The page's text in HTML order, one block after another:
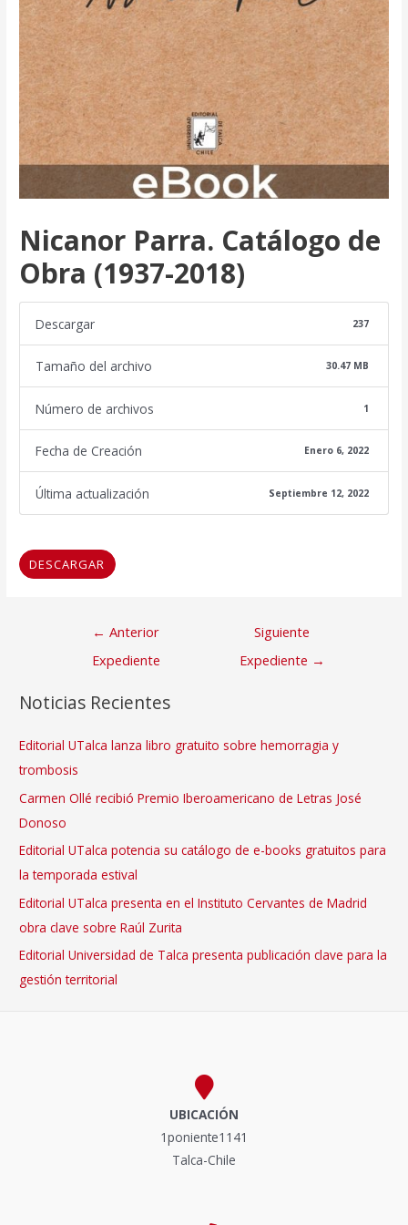
Nicanor Parra. Catálogo de
Obra (1937-2018)
Descargar 237
Tamaño del archivo 30.47 MB
Número de archivos 1
Fecha de Creación Enero 6, 2022
Última actualización Septiembre 12, 2022
DESCARGAR
Navegación
← Anterior
Expediente
Siguiente
Expediente →
Noticias Recientes
Editorial UTalca lanza libro gratuito sobre hemorragia y
trombosis
Carmen Ollé recibió Premio Iberoamericano de Letras José
Donoso
Editorial UTalca potencia su catálogo de e-books gratuitos para
la temporada estival
Editorial UTalca presenta en el Instituto Cervantes de Madrid
obra clave sobre Raúl Zurita
Editorial Universidad de Talca presenta publicación clave para la
gestión territorial
UBICACIÓN
1poniente1141
Talca-Chile